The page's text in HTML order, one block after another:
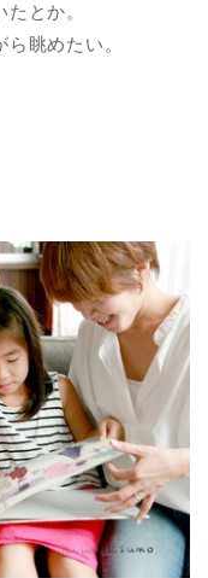
とか。
眺めたい。